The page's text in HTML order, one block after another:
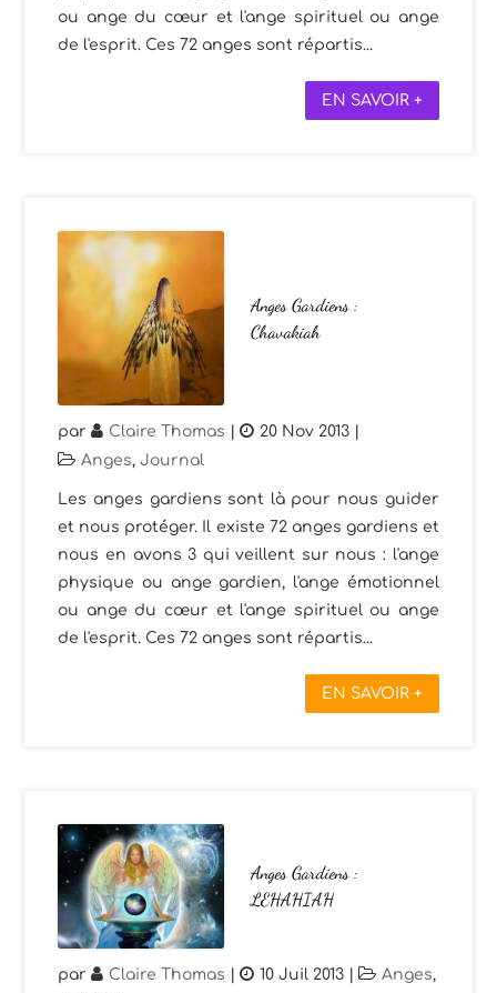
ou ange du cœur et l'ange spirituel ou ange
de l'esprit. Ces 72 anges sont répartis...
EN SAVOIR +
Anges Gardiens :
Chavakiah
par Claire Thomas | 20 Nov 2013
Anges,Journal
Les anges gardiens sont là pour nous guider
et nous protéger. Il existe 72 anges gardiens et
nous en avons 3 qui veillent sur nous : l'ange
physique ou ange gardien, l'ange émotionnel
ou ange du cœur et l'ange spirituel ou ange
de l'esprit. Ces 72 anges sont répartis...
EN SAVOIR +
Anges Gardiens :
LEHAHIAH
par Claire Thomas | 10 Juil 2013 | Anges,